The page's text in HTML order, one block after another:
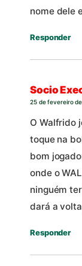
nome dele
Responder
Socio
25 de fevereiro
O Walfrido
toque na
bom
onde o
ninguém
dará a
Responder